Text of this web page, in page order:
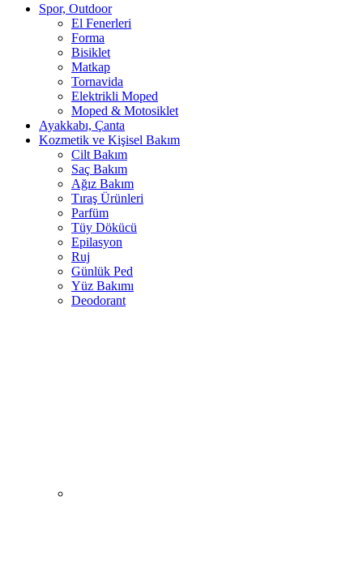
Spor, Outdoor
El Fenerleri
Forma
Bisiklet
Matkap
Tornavida
Elektrikli Moped
Moped & Motosiklet
Ayakkabı, Çanta
Kozmetik ve Kişisel Bakım
Cilt Bakım
Saç Bakım
Ağız Bakım
Tıraş Ürünleri
Parfüm
Tüy Dökücü
Epilasyon
Ruj
Günlük Ped
Yüz Bakımı
Deodorant